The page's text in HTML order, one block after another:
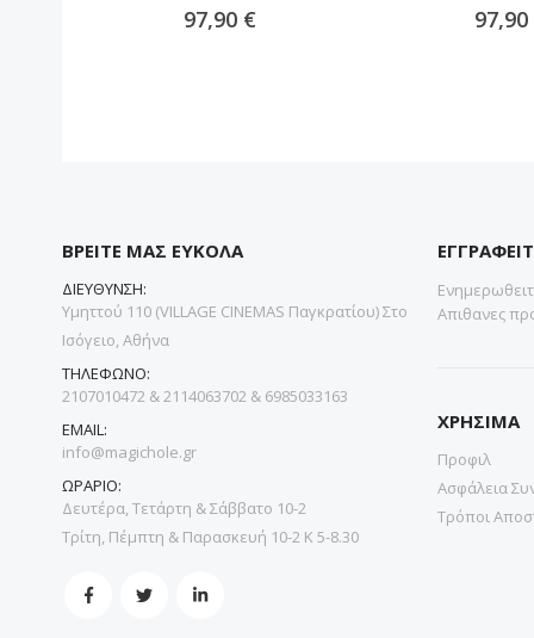
97,90 € 97,90
ΒΡΕΙΤΕ ΜΑΣ ΕΥΚΟΛΑ
ΔΙΕΥΘΥΝΣΗ:
Υμηττού 110 (VILLAGE CINEMAS Παγκρατίου) Στο
Ισόγειο, Αθήνα
ΤΗΛΕΦΩΝΟ:
2107010472 & 2114063702 & 6985033163
EMAIL:
info@magichole.gr
ΩΡΑΡΙΟ:
Δευτέρα, Τετάρτη & Σάββατο 10-2
Τρίτη, Πέμπτη & Παρασκευή 10-2 Κ 5-8.30
Απιθανες
ΧΡΗΣΙΜΑ
Προφιλ
Ασφάλεια
Τρόποι